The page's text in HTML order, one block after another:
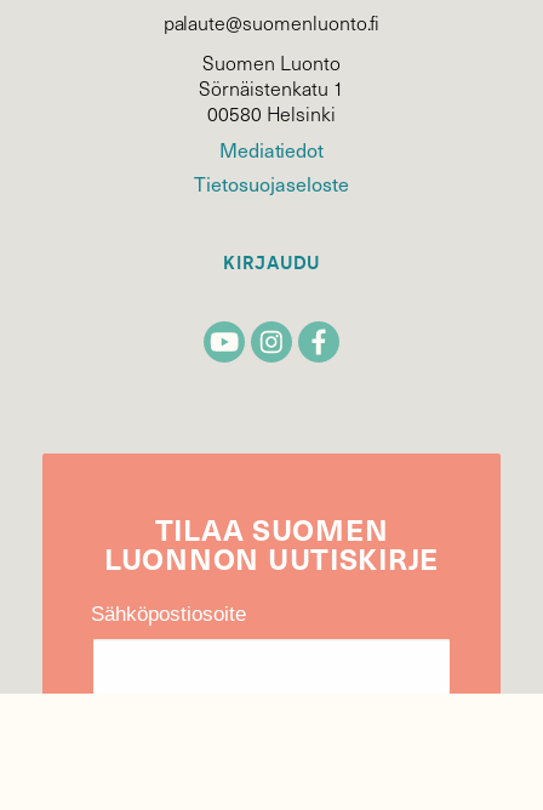
palaute@suomenluonto.fi
Suomen Luonto
Sörnäistenkatu 1
00580 Helsinki
Mediatiedot
Tietosuojaseloste
KIRJAUDU
TILAA SUOMEN
LUONNON UUTIS­KIRJE
Sähköpostiosoite